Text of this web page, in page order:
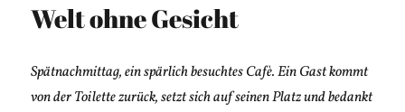
Welt ohne Gesicht
Spätnachmittag, ein spärlich besuchtes Cafè. Ein Gast kommt
von der Toilette zurück, setzt sich auf seinen Platz und bedankt